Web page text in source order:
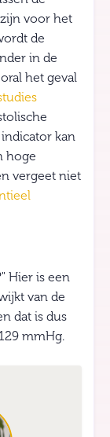
voor het
de
in de
het geval
kan
hoge
vergeet niet
Hier is een
van de
dat is dus
mmHg.